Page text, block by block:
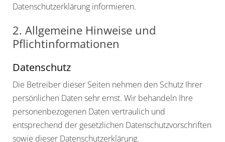
Datenschutzerklärung informieren.
2. Allgemeine Hinweise und
Pflichtinformationen
Datenschutz
Die Betreiber dieser Seiten nehmen den Schutz Ihrer
persönlichen Daten sehr ernst. Wir behandeln Ihre
personenbezogenen Daten vertraulich und
entsprechend der gesetzlichen Datenschutzvorschriften
sowie dieser Datenschutzerklärung.